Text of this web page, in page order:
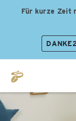
Für kurze Zeit